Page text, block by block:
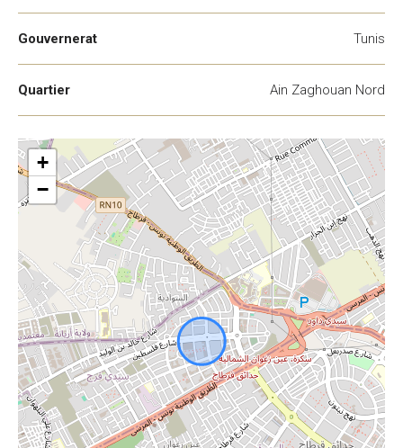
Gouvernerat Tunis
Quartier Ain Zaghouan Nord
+
−